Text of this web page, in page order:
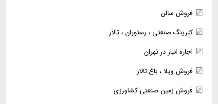
فروش سالن
کترینگ صنعتی ، رستوران ، تالار
اجاره انبار در تهران
فروش ویلا ، باغ تالار
فروش زمین صنعتی کشاورزی